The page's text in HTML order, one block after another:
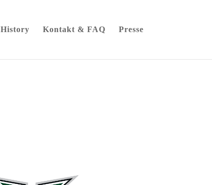
History Kontakt & FAQ Presse